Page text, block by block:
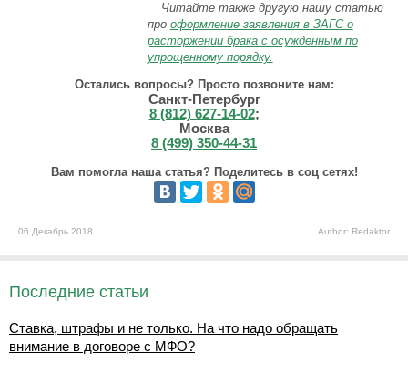
Читайте также другую нашу статью
про оформление заявления в ЗАГС о
расторжении брака с осужденным по
упрощенному порядку.
Остались вопросы? Просто позвоните нам:
Санкт-Петербург
8 (812) 627-14-02;
Москва
8 (499) 350-44-31
Вам помогла наша статья? Поделитесь в соц сетях!
06 Декабрь 2018 Author: Redaktor
Последние статьи
Ставка, штрафы и не только. На что надо обращать
внимание в договоре с МФО?